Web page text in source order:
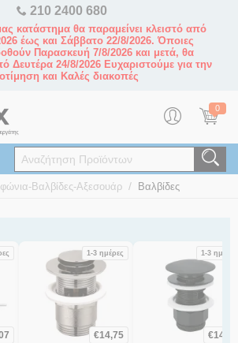
210 2400 680
κατάστημα θα παραμείνει κλειστό από
έως και Σάββατο 22/8/2026. Όποιες
Παρασκευή 7/8/2026 και μετά, θα
Δευτέρα 24/8/2026 Ευχαριστούμε για την
και Καλές διακοπές
0
Βαλβίδες-Αξεσουάρ / Βαλβίδες
1-3 ημέρες
€14,75
1-3 ημέρες
€14,30